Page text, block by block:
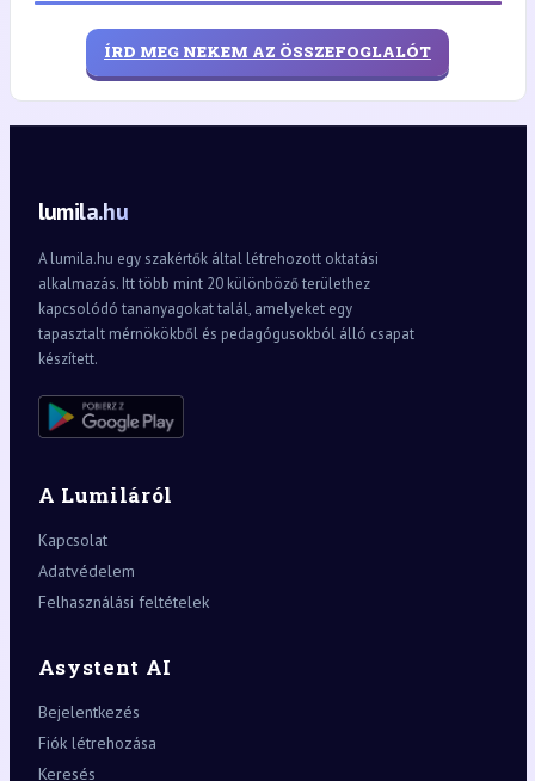
ÍRD MEG NEKEM AZ ÖSSZEFOGLALÓT
lumila.hu
A lumila.hu egy szakértők által létrehozott oktatási
alkalmazás. Itt több mint 20 különböző területhez
kapcsolódó tananyagokat talál, amelyeket egy
tapasztalt mérnökökből és pedagógusokból álló csapat
készített.
A Lumiláról
Kapcsolat
Adatvédelem
Felhasználási feltételek
Asystent AI
Bejelentkezés
Fiók létrehozása
Keresés